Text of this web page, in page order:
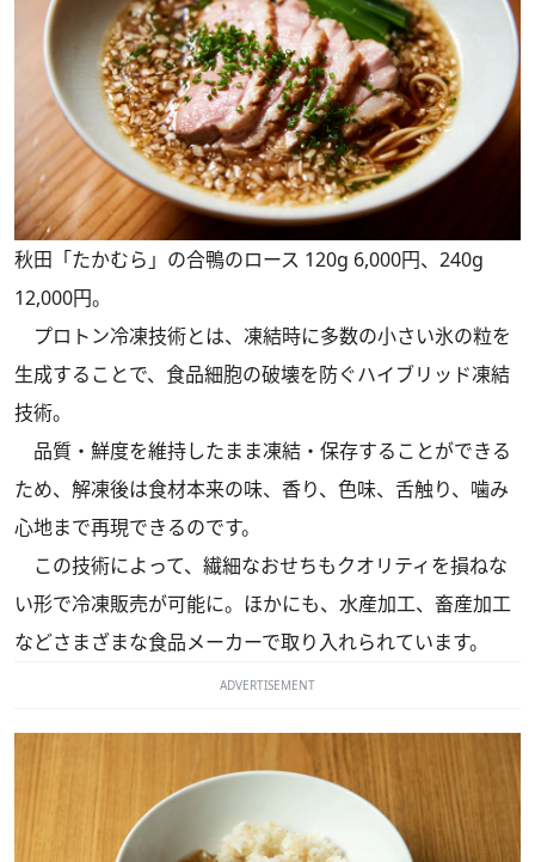
秋田「たかむら」の合鴨のロース 120g 6,000円、240g
12,000円。
プロトン冷凍技術とは、凍結時に多数の小さい氷の粒を
生成することで、食品細胞の破壊を防ぐハイブリッド凍結
技術。
品質・鮮度を維持したまま凍結・保存することができる
ため、解凍後は食材本来の味、香り、色味、舌触り、噛み
心地まで再現できるのです。
この技術によって、繊細なおせちもクオリティを損ねな
い形で冷凍販売が可能に。ほかにも、水産加工、畜産加工
などさまざまな食品メーカーで取り入れられています。
ADVERTISEMENT